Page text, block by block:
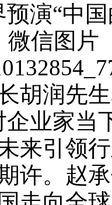
演“中
胡润先
企业家当
来引领
许。赵